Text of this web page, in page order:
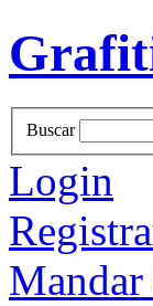
Buscar
Login